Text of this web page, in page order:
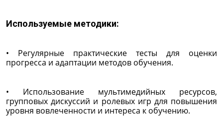
Используемые методики:
• Регулярные практические тесты для оценки
прогресса и адаптации методов обучения.
• Использование мультимедийных ресурсов,
групповых дискуссий и ролевых игр для повышения
уровня вовлеченности и интереса к обучению.